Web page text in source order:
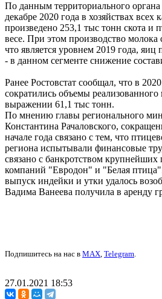
По данным территориального органа
декабре 2020 года в хозяйствах всех
произведено 253,1 тыс тонн скота
весе. При этом производство молока
что является уровнем 2019 года,
- в данном сегменте снижение
Ранее Ростовстат сообщал, что в
сократились объемы
выражении 61,1 тыс тонн.
По мнению главы регионального
Константина Рачаловского,
начале года связано с тем, что
региона испытывали финансовые
связано с банкротством
компаний "Евродон" и "Белая
выпуск индейки и утки удалось
Вадима Ванеева получила в аренду
Подпишитесь на нас в MAX, Telegram.
27.01.2021 18:53